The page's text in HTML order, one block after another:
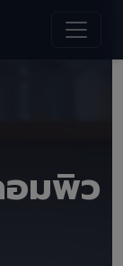
อมพิว